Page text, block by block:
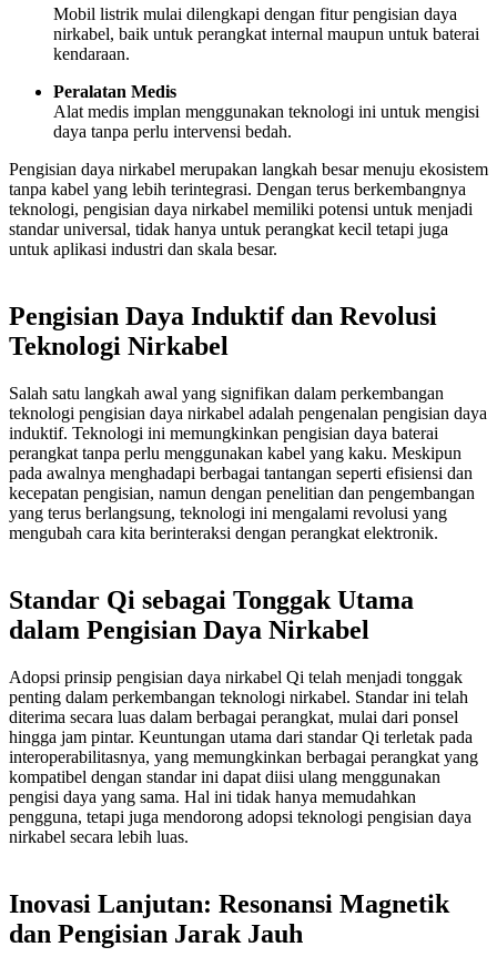
Mobil listrik mulai dilengkapi dengan fitur pengisian daya
nirkabel, baik untuk perangkat internal maupun untuk baterai
kendaraan.
Peralatan Medis
Alat medis implan menggunakan teknologi ini untuk mengisi
daya tanpa perlu intervensi bedah.
Pengisian daya nirkabel merupakan langkah besar menuju ekosistem
tanpa kabel yang lebih terintegrasi. Dengan terus berkembangnya
teknologi, pengisian daya nirkabel memiliki potensi untuk menjadi
standar universal, tidak hanya untuk perangkat kecil tetapi juga
untuk aplikasi industri dan skala besar.
Pengisian Daya Induktif dan Revolusi
Teknologi Nirkabel
Salah satu langkah awal yang signifikan dalam perkembangan
teknologi pengisian daya nirkabel adalah pengenalan pengisian daya
induktif. Teknologi ini memungkinkan pengisian daya baterai
perangkat tanpa perlu menggunakan kabel yang kaku. Meskipun
pada awalnya menghadapi berbagai tantangan seperti efisiensi dan
kecepatan pengisian, namun dengan penelitian dan pengembangan
yang terus berlangsung, teknologi ini mengalami revolusi yang
mengubah cara kita berinteraksi dengan perangkat elektronik.
Standar Qi sebagai Tonggak Utama
dalam Pengisian Daya Nirkabel
Adopsi prinsip pengisian daya nirkabel Qi telah menjadi tonggak
penting dalam perkembangan teknologi nirkabel. Standar ini telah
diterima secara luas dalam berbagai perangkat, mulai dari ponsel
hingga jam pintar. Keuntungan utama dari standar Qi terletak pada
interoperabilitasnya, yang memungkinkan berbagai perangkat yang
kompatibel dengan standar ini dapat diisi ulang menggunakan
pengisi daya yang sama. Hal ini tidak hanya memudahkan
pengguna, tetapi juga mendorong adopsi teknologi pengisian daya
nirkabel secara lebih luas.
Inovasi Lanjutan: Resonansi Magnetik
dan Pengisian Jarak Jauh